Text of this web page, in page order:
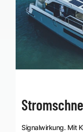
Signalwirkung. Mit